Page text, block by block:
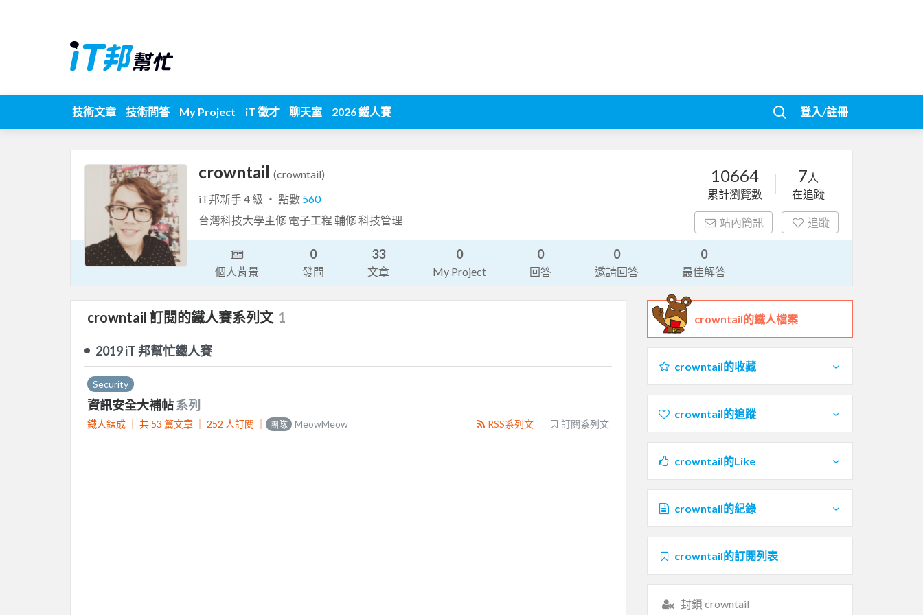
技術文章 技術問答 My Project iT 徵才 聊天室 2026 鐵人賽 登入/註冊
crowntail (crowntail)
iT邦新手 4 級 ‧ 點數 560
台灣科技大學主修 電子工程 輔修 科技管理
10664
累計瀏覽數
7 人
在追蹤
站內簡訊 追蹤
個人背景
0
發問
33
文章
0
My Project
0
回答
0
邀請回答
0
最佳解答
crowntail 訂閱的鐵人賽系列文 1
2019 iT 邦幫忙鐵人賽
Security
資訊安全大補帖系列
鐵人鍊成 ｜ 共 53 篇文章 ｜ 252 人訂閱 訂閱系列文
RSS系列文
團隊 MeowMeow
crowntail的鐵人檔案
crowntail的收藏
crowntail的追蹤
crowntail的Like
crowntail的紀錄
crowntail的訂閱列表
封鎖 crowntail